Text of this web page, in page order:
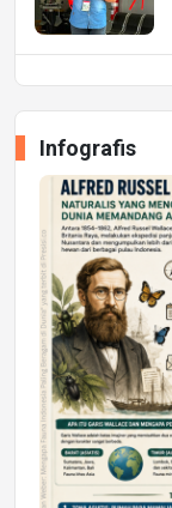
Infografis